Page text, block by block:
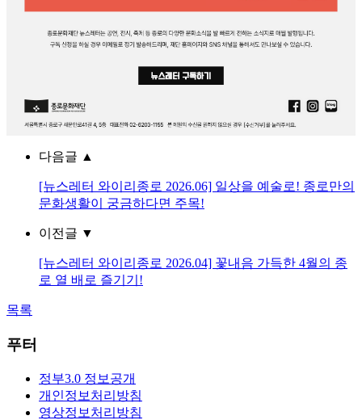
다음글 ▲
[뉴스레터 와이리종로 2026.06] 일상을 예술로! 종로만의
문화생활이 궁금하다면 주목!
이전글 ▼
[뉴스레터 와이리종로 2026.04] 꽃내음 가득한 4월의 종
로 열 배로 즐기기!
목록
푸터
정부3.0 정보공개
개인정보처리방침
영상정보처리방침